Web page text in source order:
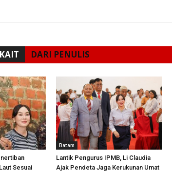
DARI PENULIS
Sesuai
Batam
Lantik Pengurus IPMB, Li Claudia
Ajak Pendeta Jaga Kerukunan Umat